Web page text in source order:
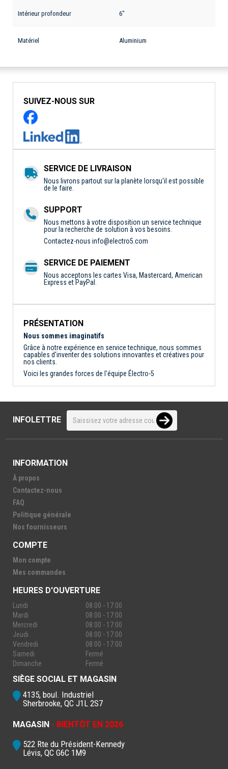
Intérieur profondeur 6"
Matériel Aluminium
SUIVEZ-NOUS SUR
SERVICE DE LIVRAISON
Nous livrons partout sur la planète lorsqu'il est possible
de le faire.
SUPPORT
Nous mettons à votre disposition un service technique
pour la recherche de solution à vos besoins.
Contactez-nous info@electro5.com
SERVICE DE PAIEMENT
Nous acceptons les cartes Visa, Mastercard, American
Express et PayPal.
PRÉSENTATION
Nous sommes imaginatifs
Grâce à notre expérience en service technique, nous sommes
capables d'inventer des solutions innovantes et créatives pour
nos clients.
Voici les grandes forces de l'équipe Électro-5
INFOLETTRE
INFORMATION
À propos
Contactez-nous
FAQ
Politique générale
Nos fournisseurs
COMPTE
Mon compte
Mes commandes
HEURES D'OUVERTURE
Lundi
08:00 - 17:00
Mardi
08:00 - 17:00
Mercredi
08:00 - 17:00
Jeudi
08:00 - 17:00
Vendredi
08:00 - 17:00
Samedi
Fermé
Dimanche
Fermé
SIÈGE SOCIAL ET MAGASIN
4135, boul. Industriel
Sherbrooke, QC J1L 2S7
MAGASIN - BIENTÔT EN 2026
522 Rte du Président-Kennedy
Lévis, QC G6C 1M9